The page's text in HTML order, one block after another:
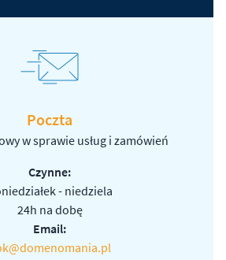
Poczta
w sprawie usług i zamówień
Czynne:
- niedziela
24h na dobę
Email: